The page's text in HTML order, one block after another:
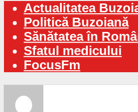
Actualitatea
Politică Buzoiană
Sănătatea în
Sfatul medicului
FocusFm